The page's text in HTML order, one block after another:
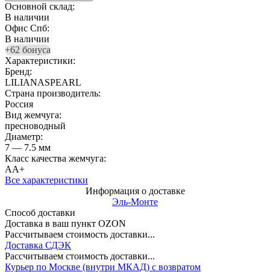
Основной склад:
В наличии
Офис Спб:
В наличии
+62 бонуса
Характеристики:
Бренд:
LILIANASPEARL
Страна производитель:
Россия
Вид жемчуга:
пресноводный
Диаметр:
7 — 7.5 мм
Класс качества жемчуга:
АА+
Все характеристики
Информация о доставке
Эль-Монте
Способ доставки
Доставка в ваш пункт OZON
Рассчитываем стоимость доставки...
Доставка СДЭК
Рассчитываем стоимость доставки...
Курьер по Москве (внутри МКАД) с возвратом